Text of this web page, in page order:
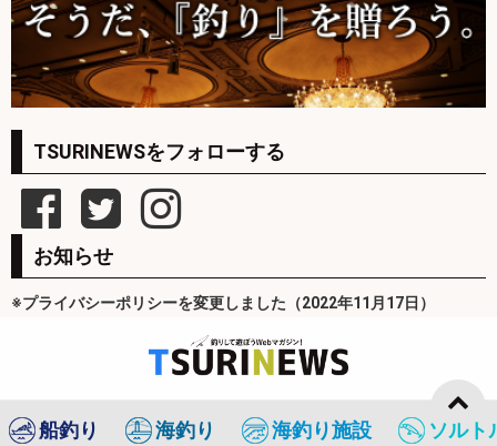
TSURINEWSをフォローする
お知らせ
※プライバシーポリシーを変更しました（2022年11月17日）
船釣り 海釣り 海釣り施設 ソルト